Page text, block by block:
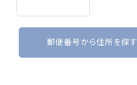
郵便番号から住所を探す